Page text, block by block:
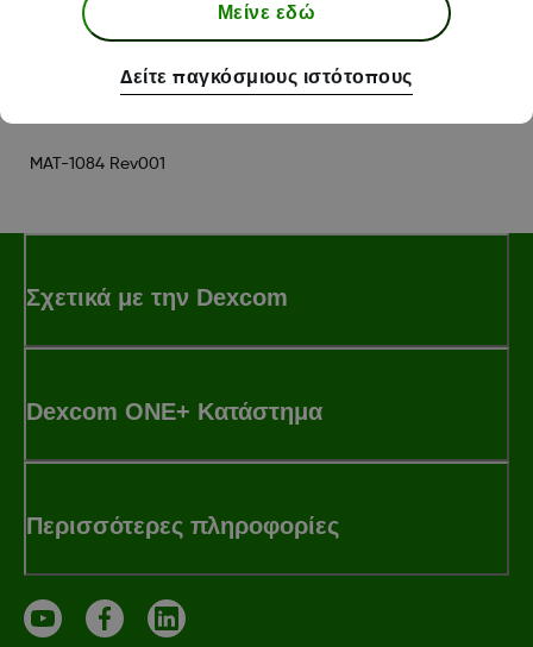
Was this article helpful?
MAT-1084 Rev001
Σχετικά με την Dexcom
Dexcom ONE+ Κατάστημα
Περισσότερες πληροφορίες
Μείνε εδώ
Δείτε παγκόσμιους ιστότοπους